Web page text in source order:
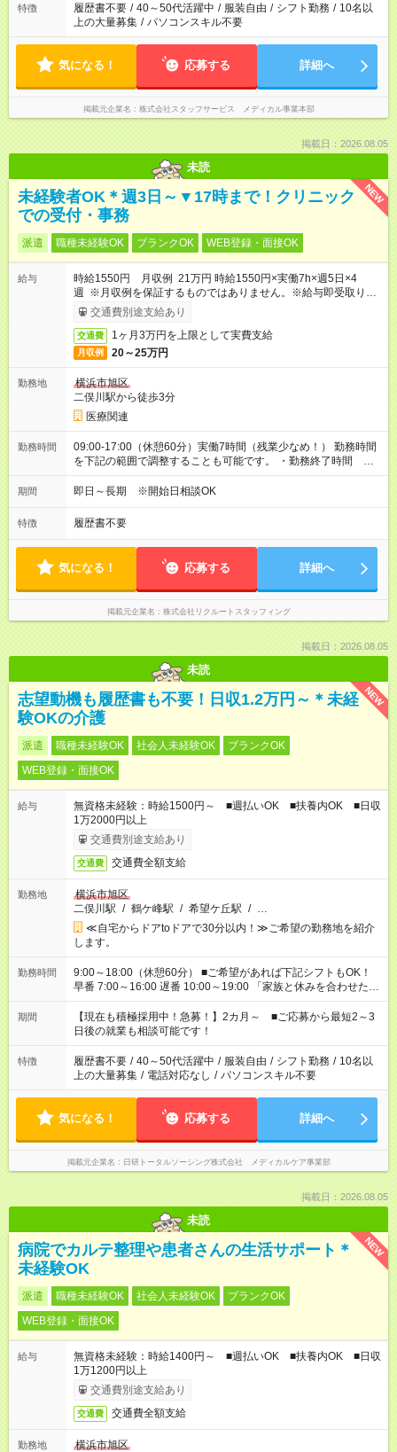
特徴 履歴書不要 / 40～50代活躍中 / 服装自由 / シフト勤務 / 10名以
上の大量募集 / パソコンスキル不要
気になる！ 応募する 詳細へ
掲載元企業名 株式会社スタッフサービス メディカル事業本部
掲載日：2026.08.05
未読
NEW
未経験者OK＊週3日～▼17時まで！クリニック
での受付・事務
派遣 職種未経験OK ブランクOK WEB登録・面接OK
給与
時給1550円 月収例 21万円 時給1550円×実働7h×週5日×4
週 ※月収例を保証するものではありません。※給与即受取りサ
ービス利用可（利用条件有）
交通費別途支給あり
交通費 1ヶ月3万円を上限として実費支給
月収例 20～25万円
勤務地
横浜市旭区
二俣川駅から徒歩3分
医療関連
勤務時間
09:00-17:00（休憩60分）実働7時間（残業少なめ！） 勤務時間
を下記の範囲で調整することも可能です。 ・勤務終了時間
16:00～17:00 ・実働 06:00～07:00
期間 即日～長期 ※開始日相談OK
特徴 履歴書不要
気になる！ 応募する 詳細へ
掲載元企業名 株式会社リクルートスタッフィング
掲載日：2026.08.05
未読
NEW
志望動機も履歴書も不要！日収1.2万円～＊未経
験OKの介護
派遣 職種未経験OK 社会人未経験OK
ブランクOK
WEB登録・面接OK
給与
無資格未経験：時給1500円～ ■週払いOK ■扶養内OK ■日収
1万2000円以上
交通費別途支給あり
交通費 交通費全額支給
勤務地
横浜市旭区
二俣川駅 / 鶴ケ峰駅 / 希望ケ丘駅 / …
≪自宅からドアtoドアで30分以内！≫ご希望の勤務地を紹介
します。
勤務時間
9:00～18:00（休憩60分） ■ご希望があれば下記シフトもOK！
早番 7:00～16:00 遅番 10:00～19:00 「家族と休みを合わせた
い」 「余裕を持って夕飯の準備がしたい」 「できれば残業はし
たくない」 など、ご希望を教えてくださいね。 ※Wワーク希望
の方へ 今ご覧のお仕事で希望する勤務時間と、もう1つのお仕事
の勤務時間。 合計で週40時間を超える場合は応募できません。
期間
【現在も積極採用中！急募！】2カ月～ ■ご応募から最短2～3
日後の就業も相談可能です！
特徴 履歴書不要 / 40～50代活躍中 / 服装自由 / シフト勤務 / 10名以
上の大量募集 / 電話対応なし / パソコンスキル不要
気になる！ 応募する 詳細へ
掲載元企業名 日研トータルソーシング株式会社 メディカルケア事業部
掲載日：2026.08.05
未読
NEW
病院でカルテ整理や患者さんの生活サポート＊
未経験OK
派遣 職種未経験OK 社会人未経験OK
ブランクOK
WEB登録・面接OK
給与
無資格未経験：時給1400円～ ■週払いOK ■扶養内OK ■日収
1万1200円以上
交通費別途支給あり
交通費 交通費全額支給
勤務地
横浜市旭区